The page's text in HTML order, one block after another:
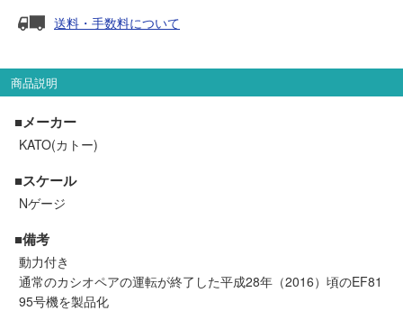
TTC
セール品・キャンペーン
セール商品
走行エリア別 鉄道模型車両リスト
北海道・東北 関東
送料・手数料について
商品説明
■メーカー
KATO(カトー)
■スケール
Nゲージ
■備考
動力付き
通常のカシオペアの運転が終了した平成28年（2016）頃のEF81
95号機を製品化